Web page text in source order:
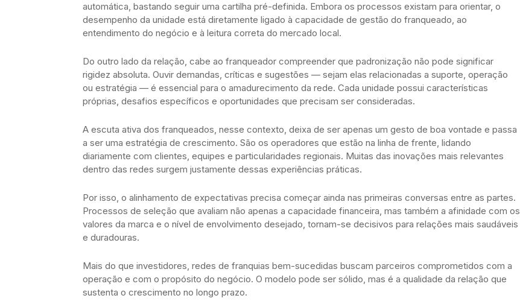
automática, bastando seguir uma cartilha pré-definida. Embora os processos existam para orientar, o
desempenho da unidade está diretamente ligado à capacidade de gestão do franqueado, ao
entendimento do negócio e à leitura correta do mercado local.
Do outro lado da relação, cabe ao franqueador compreender que padronização não pode significar
rigidez absoluta. Ouvir demandas, críticas e sugestões — sejam elas relacionadas a suporte, operação
ou estratégia — é essencial para o amadurecimento da rede. Cada unidade possui características
próprias, desafios específicos e oportunidades que precisam ser consideradas.
A escuta ativa dos franqueados, nesse contexto, deixa de ser apenas um gesto de boa vontade e passa
a ser uma estratégia de crescimento. São os operadores que estão na linha de frente, lidando
diariamente com clientes, equipes e particularidades regionais. Muitas das inovações mais relevantes
dentro das redes surgem justamente dessas experiências práticas.
Por isso, o alinhamento de expectativas precisa começar ainda nas primeiras conversas entre as partes.
Processos de seleção que avaliam não apenas a capacidade financeira, mas também a afinidade com os
valores da marca e o nível de envolvimento desejado, tornam-se decisivos para relações mais saudáveis
e duradouras.
Mais do que investidores, redes de franquias bem-sucedidas buscam parceiros comprometidos com a
operação e com o propósito do negócio. O modelo pode ser sólido, mas é a qualidade da relação que
sustenta o crescimento no longo prazo.